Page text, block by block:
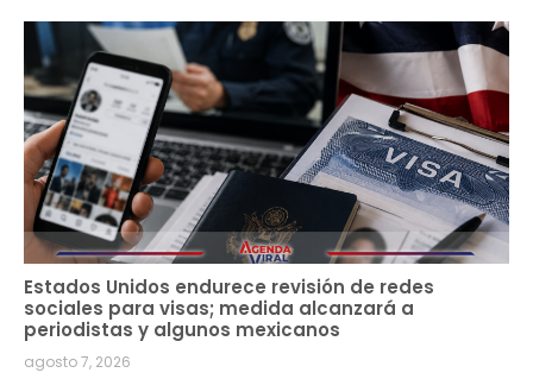
Estados Unidos endurece revisión de redes
sociales para visas; medida alcanzará a
periodistas y algunos mexicanos
agosto 7, 2026